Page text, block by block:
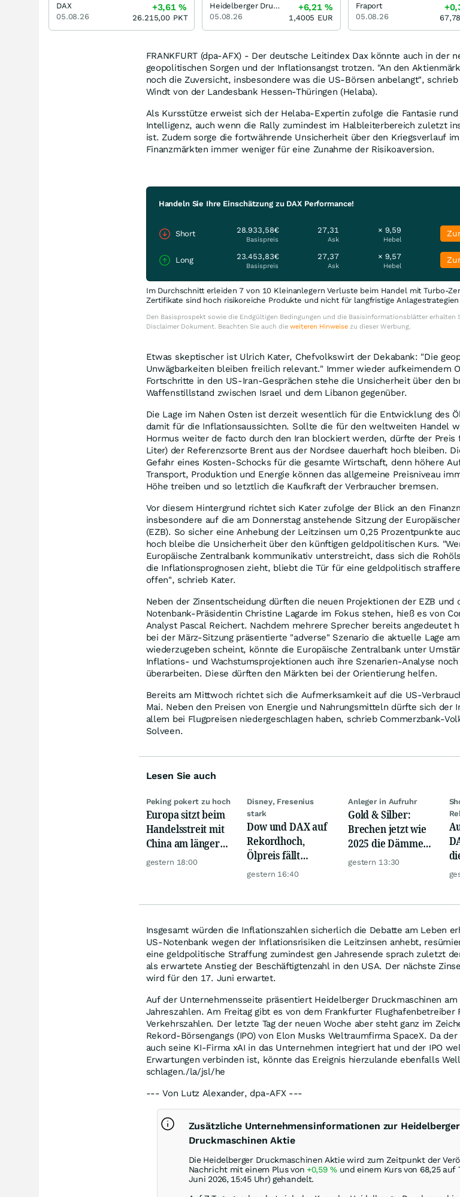
FRANKFURT (dpa-AFX) - Der deutsche Leitindex Dax könnte auch in der
geopolitischen Sorgen und der Inflationsangst trotzen. "An den
noch die Zuversicht, insbesondere was die US-Börsen anbelangt",
Windt von der Landesbank Hessen-Thüringen (Helaba).
Als Kursstütze erweist sich der Helaba-Expertin zufolge die Fantasie
Intelligenz, auch wenn die Rally zumindest im Halbleiterbereich zuletzt
ist. Zudem sorge die fortwährende Unsicherheit über den Kriegsverlauf
Finanzmärkten immer weniger für eine Zunahme der Risikoaversion.
Handeln Sie Ihre Einschätzung zu DAX Performance!
Short 28.933,58€
Basispreis
27,31
Ask
× 9,59
Hebel
Long 23.453,83€
Basispreis
27,37
Ask
× 9,57
Hebel
Im Durchschnitt erleiden 7 von 10 Kleinanlegern Verluste beim Handel mit Turbo-
Zertifikate sind hoch risikoreiche Produkte und nicht für langfristige
Den Basisprospekt sowie die Endgültigen Bedingungen und die Basisinformationsblätter erhalten
Disclaimer Dokument. Beachten Sie auch die weiteren Hinweisezu dieser Werbung.
Etwas skeptischer ist Ulrich Kater, Chefvolkswirt der Dekabank: "Die
Unwägbarkeiten bleiben freilich relevant." Immer wieder aufkeimendem
Fortschritte in den US-Iran-Gesprächen stehe die Unsicherheit über den
Waffenstillstand zwischen Israel und dem Libanon gegenüber.
Die Lage im Nahen Osten ist derzeit wesentlich für die Entwicklung des
damit für die Inflationsaussichten. Sollte die für den weltweiten Handel
Hormus weiter de facto durch den Iran blockiert werden, dürfte der Preis
Liter) der Referenzsorte Brent aus der Nordsee dauerhaft hoch bleiben.
Gefahr eines Kosten-Schocks für die gesamte Wirtschaft, denn höhere
Transport, Produktion und Energie können das allgemeine Preisniveau
Höhe treiben und so letztlich die Kaufkraft der Verbraucher bremsen.
Vor diesem Hintergrund richtet sich Kater zufolge der Blick an den
insbesondere auf die am Donnerstag anstehende Sitzung der
(EZB). So sicher eine Anhebung der Leitzinsen um 0,25 Prozentpunkte
hoch bleibe die Unsicherheit über den künftigen geldpolitischen Kurs.
Europäische Zentralbank kommunikativ unterstreicht, dass sich die
die Inflationsprognosen zieht, bliebt die Tür für eine geldpolitisch
offen", schrieb Kater.
Neben der Zinsentscheidung dürften die neuen Projektionen der EZB und
Notenbank-Präsidentin Christine Lagarde im Fokus stehen, hieß es von
Analyst Pascal Reichert. Nachdem mehrere Sprecher bereits angedeutet
bei der März-Sitzung präsentierte "adverse" Szenario die aktuelle Lage
wiederzugeben scheint, könnte die Europäische Zentralbank unter
Inflations- und Wachstumsprojektionen auch ihre Szenarien-Analyse
überarbeiten. Diese dürften den Märkten bei der Orientierung helfen.
Bereits am Mittwoch richtet sich die Aufmerksamkeit auf die US-
Mai. Neben den Preisen von Energie und Nahrungsmitteln dürfte sich der
allem bei Flugpreisen niedergeschlagen haben, schrieb Commerzbank-
Solveen.
Lesen Sie auch
Peking pokert zu hoch
Europa sitzt beim
Handelsstreit mit
China am längeren
Hebel
gestern 18:00
Disney, Fresenius
stark
Dow und DAX auf
Rekordhoch,
Ölpreis fällt
weiter, Gold legt
gestern 16:40
Anleger in Aufruhr
Gold & Silber:
Brechen jetzt wie
2025 die Dämme?
Minenaktien vor
gestern 13:30
Insgesamt würden die Inflationszahlen sicherlich die Debatte am Leben
US-Notenbank wegen der Inflationsrisiken die Leitzinsen anhebt,
eine geldpolitische Straffung zumindest gen Jahresende sprach zuletzt
als erwartete Anstieg der Beschäftigtenzahl in den USA. Der nächste
wird für den 17. Juni erwartet.
Auf der Unternehmensseite präsentiert Heidelberger Druckmaschinen
Jahreszahlen. Am Freitag gibt es von dem Frankfurter Flughafenbetreiber
Verkehrszahlen. Der letzte Tag der neuen Woche aber steht ganz im
Rekord-Börsengangs (IPO) von Elon Musks Weltraumfirma SpaceX. Da
auch seine KI-Firma xAI in das Unternehmen integriert hat und der IPO
Erwartungen verbinden ist, könnte das Ereignis hierzulande ebenfalls
schlagen./la/jsl/he
--- Von Lutz Alexander, dpa-AFX ---
Zusätzliche Unternehmensinformationen zur Heidelberger
Druckmaschinen Aktie
Die Heidelberger Druckmaschinen Aktie wird zum Zeitpunkt der
Nachricht mit einem Plus von +0,59%und einem Kurs von 68,25 auf
Juni 2026, 15:45 Uhr) gehandelt.
DAX
05.08.26
+3,61%
26.215,00 PKT
Heidelberger Druckmaschinen
05.08.26
+6,21%
1,4005 EUR
Fraport
05.08.26
67,78